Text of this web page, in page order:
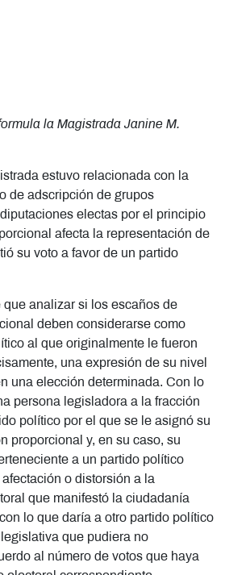
la Magistrada Janine M.
estuvo relacionada con la
de adscripción de grupos
electas por el principio
afecta la representación de
su voto a favor de un partido
que analizar si los escaños de
deben considerarse como
al que originalmente le fueron
una expresión de su nivel
una elección determinada. Con lo
persona legisladora a la fracción
político por el que se le asignó su
proporcional y, en su caso, su
a un partido político
o distorsión a la
que manifestó la ciudadanía
lo que daría a otro partido político
que pudiera no
al número de votos que haya